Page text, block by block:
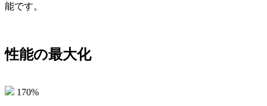
能です。
性能の最大化
170%